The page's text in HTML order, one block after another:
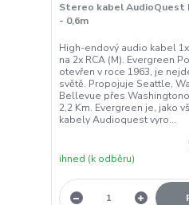
Stereo kabel AudioQuest
- 0,6m
High-endový audio kabel
na 2x RCA (M). Evergreen
otevřen v roce 1963, je
světě. Propojuje Seattle,
Bellevue přes
2,2 Km. Evergreen je, jako
kabely Audioquest vyro...
ihned (k odběru)